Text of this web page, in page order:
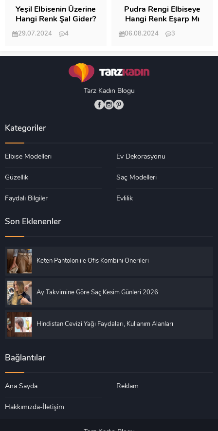
Yeşil Elbisenin Üzerine
Hangi Renk Şal Gider?
29.07.2024
4
Pudra Rengi Elbiseye
Hangi Renk Eşarp Mı
Dedi Birisi
06.08.2024
3
Tarz Kadın Blogu
Kategoriler
Elbise Modelleri Ev Dekorasyonu
Güzellik Saç Modelleri
Faydalı Bilgiler Evlilik
Son Eklenenler
Keten Pantolon ile Ofis Kombini Önerileri
Ay Takvimine Göre Saç Kesim Günleri 2026
Hindistan Cevizi Yağı Faydaları, Kullanım Alanları
Bağlantılar
Ana Sayda Reklam
Hakkımızda-İletişim